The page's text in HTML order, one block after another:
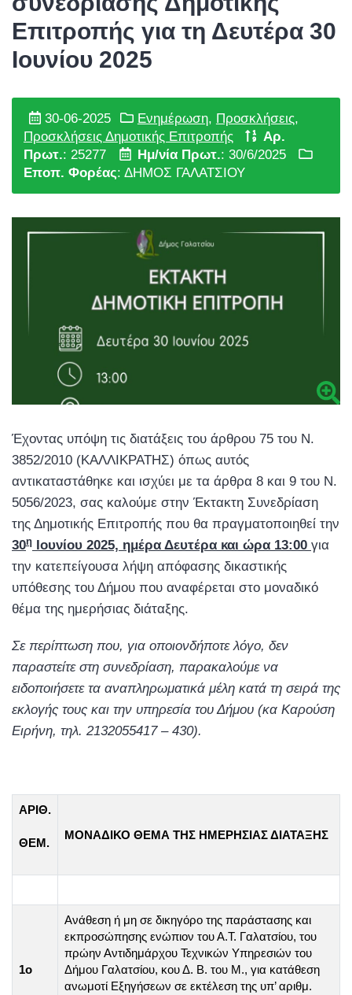
Επιτροπής για τη Δευτέρα 30
Ιουνίου 2025
30-06-2025 Ενημέρωση, Προσκλήσεις,
Προσκλήσεις Δημοτικής Επιτροπής
Αρ.
Πρωτ.: 25277 Ημ/νία Πρωτ.: 30/6/2025
Εποπ. Φορέας: ΔΗΜΟΣ ΓΑΛΑΤΣΙΟΥ
Έχοντας υπόψη τις διατάξεις του άρθρου 75 του Ν.
3852/2010 (ΚΑΛΛΙΚΡΑΤΗΣ) όπως αυτός
αντικαταστάθηκε και ισχύει με τα άρθρα 8 και 9 του Ν.
5056/2023, σας καλούμε στην Έκτακτη Συνεδρίαση
της Δημοτικής Επιτροπής που θα πραγματοποιηθεί την
30η Ιουνίου 2025, ημέρα Δευτέρα και ώρα 13:00 για
την κατεπείγουσα λήψη απόφασης δικαστικής
υπόθεσης του Δήμου που αναφέρεται στο μοναδικό
θέμα της ημερήσιας διάταξης.
Σε περίπτωση που, για οποιονδήποτε λόγο, δεν
παραστείτε στη συνεδρίαση, παρακαλούμε να
ειδοποιήσετε τα αναπληρωματικά μέλη κατά τη σειρά της
εκλογής τους και την υπηρεσία του Δήμου (κα Καρούση
Ειρήνη, τηλ. 2132055417 – 430).
ΑΡΙΘ.
ΘΕΜ.
ΜΟΝΑΔΙΚΟ ΘΕΜΑ ΤΗΣ ΗΜΕΡΗΣΙΑΣ ΔΙΑΤΑΞΗΣ
1ο
Ανάθεση ή μη σε δικηγόρο της παράστασης και
εκπροσώπησης ενώπιον του Α.Τ. Γαλατσίου, του
πρώην Αντιδημάρχου Τεχνικών Υπηρεσιών του
Δήμου Γαλατσίου, κου Δ. Β. του Μ., για κατάθεση
ανωμοτί Εξηγήσεων σε εκτέλεση της υπ’ αριθμ.